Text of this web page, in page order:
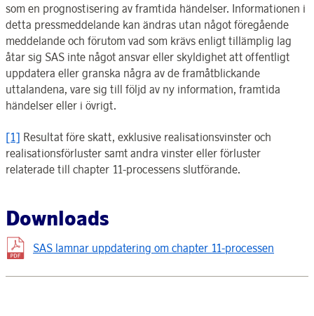
som en prognostisering av framtida händelser. Informationen i
detta pressmeddelande kan ändras utan något föregående
meddelande och förutom vad som krävs enligt tillämplig lag
åtar sig SAS inte något ansvar eller skyldighet att offentligt
uppdatera eller granska några av de framåtblickande
uttalandena, vare sig till följd av ny information, framtida
händelser eller i övrigt.
[1] Resultat före skatt, exklusive realisationsvinster och
realisationsförluster samt andra vinster eller förluster
relaterade till chapter 11-processens slutförande.
Downloads
SAS lamnar uppdatering om chapter 11-processen